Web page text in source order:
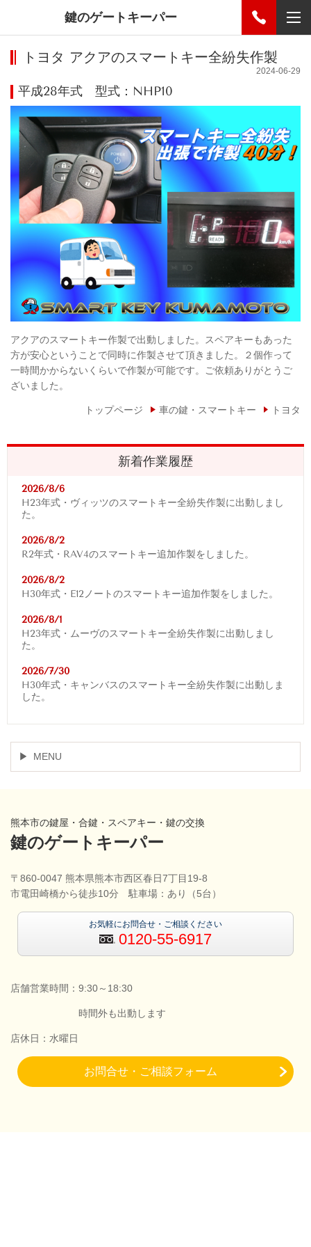
鍵のゲートキーパー
トヨタ アクアのスマートキー全紛失作製
2024-06-29
平成28年式 型式：NHP10
アクアのスマートキー作製で出動しました。スペアキーもあった
方が安心ということで同時に作製させて頂きました。２個作って
一時間かからないくらいで作製が可能です。ご依頼ありがとうご
ざいました。
トップページ 車の鍵・スマートキー トヨタ
新着作業履歴
2026/8/6
H23年式・ヴィッツのスマートキー全紛失作製に出動しまし
た。
2026/8/2
R2年式・RAV4のスマートキー追加作製をしました。
2026/8/2
H30年式・E12ノートのスマートキー追加作製をしました。
2026/8/1
H23年式・ムーヴのスマートキー全紛失作製に出動しまし
た。
2026/7/30
H30年式・キャンバスのスマートキー全紛失作製に出動しま
した。
MENU
熊本市の鍵屋・合鍵・スペアキー・鍵の交換
鍵のゲートキーパー
〒860-0047 熊本県熊本市西区春日7丁目19-8
市電田崎橋から徒歩10分 駐車場：あり（5台）
お気軽にお問合せ・ご相談ください
0120-55-6917
店舗営業時間：9:30～18:30
時間外も出動します
店休日：水曜日
お問合せ・ご相談フォーム